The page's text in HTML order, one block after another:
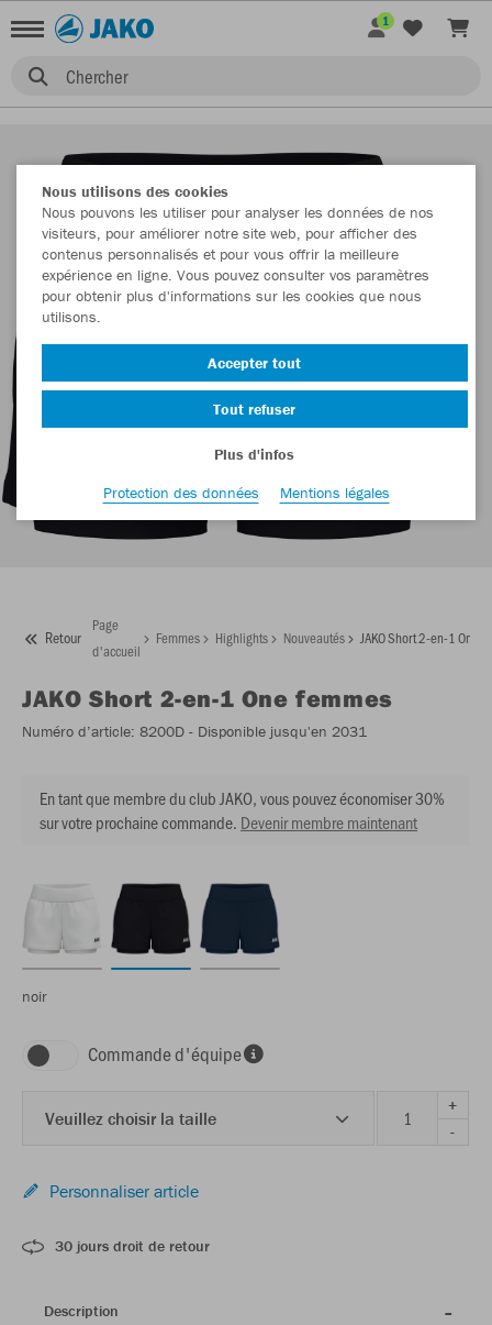
Chercher
1
Retour
Page
d'accueil
Femmes Highlights Nouveautés JAKO Short 2-en-1 One
JAKO Short 2-en-1 One femmes
Numéro d’article: 8200D - Disponible jusqu'en 2031
En tant que membre du club JAKO, vous pouvez économiser 30%
sur votre prochaine commande. Devenir membre maintenant
noir
Commande d'équipe
Veuillez choisir la taille
+
-
Personnaliser article
30 jours droit de retour
Description
Nous utilisons des cookies
Nous pouvons les utiliser pour analyser les données de nos
visiteurs, pour améliorer notre site web, pour afficher des
contenus personnalisés et pour vous offrir la meilleure
expérience en ligne. Vous pouvez consulter vos paramètres
pour obtenir plus d'informations sur les cookies que nous
utilisons.
Accepter tout
Tout refuser
Plus d'infos
Protection des données
Mentions légales